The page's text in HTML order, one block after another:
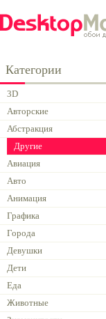
Категории
3D
Авторские
Абстракция
Другие
Авиация
Авто
Анимация
Графика
Города
Девушки
Дети
Еда
Животные